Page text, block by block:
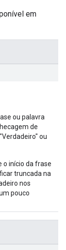
em
ou palavra
de
"Verdadeiro" ou
o início da frase
truncada na
nos
pouco